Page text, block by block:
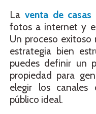
La venta de casas
fotos a internet y
Un proceso exitoso
estrategia bien
puedes definir un
propiedad para
elegir los canales
público ideal.